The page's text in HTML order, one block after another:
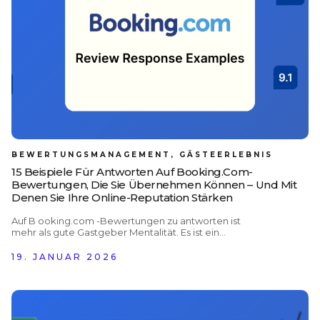
Nutzen Sie sie als Inspiration, um Ihre Reputation zu
stärken und Ihre Performance auf Booking.com zu
verbessern. Wenn Sie auch Inspiration für andere
BEWERTUNGSMANAGEMENT, GÄSTEERLEBNIS
15 Beispiele Für Antworten Auf Booking.com-
Bewertungen, Die Sie Übernehmen Können – Und Mit
Denen Sie Ihre Online-Reputation Stärken
Auf B ooking.com -Bewertungen zu antworten ist
mehr als gute Gastgeber Mentalität. Es ist ein
Reputationsmanagements. Fast jeder Reisende
eine Unterkunft heran. Da sich so viele Gäste auf
19. JANUAR 2026